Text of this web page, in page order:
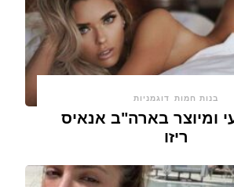
בנות חמות דוגמניות
ומיוצר בארה"ב אנאיס
ריזו